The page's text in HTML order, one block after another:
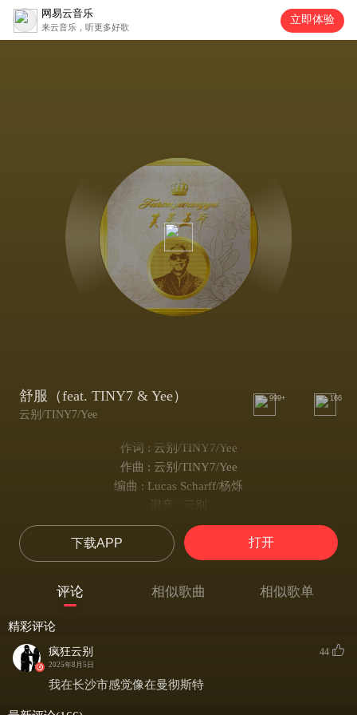
网易云音乐
来云音乐，听更多好歌
立即体验
舒服（feat. TINY7 & Yee）
云别/TINY7/Yee
999+ 166
作词 : 云别/TINY7/Yee
作曲 : 云别/TINY7/Yee
编曲 : Lucas Scharff/杨烁
混音 : 云别
娭毑在公园里散步 我在棚子freestyle
兄弟问我在搞么子 我在让说唱开窍
你以为我游手好闲是打点流波
我写的verse送给生活打配合
不止身体好 还要是是歌真滴吊
下载APP 打开
评论 相似歌曲 相似歌单
精彩评论
疯狂云别
2025年8月5日
44
我在长沙市感觉像在曼彻斯特